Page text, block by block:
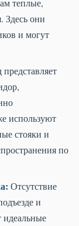
теплые,
Здесь они
и могут
используют
стояки и
по
Отсутствие
и
идеальные